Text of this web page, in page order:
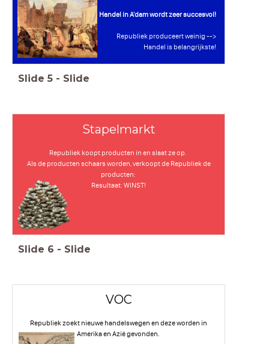
Handel in A'dam wordt zeer succesvol!
Republiek produceert weinig -->
Handel is belangrijkste!
Slide 5 - Slide
Stapelmarkt
Republiek koopt producten in en slaat ze op.
Als de producten schaars worden, verkoopt de Republiek de
producten:
Resultaat: WINST!
Slide 6 - Slide
VOC
Republiek zoekt nieuwe handelswegen en deze worden in
Amerika en Azië gevonden.